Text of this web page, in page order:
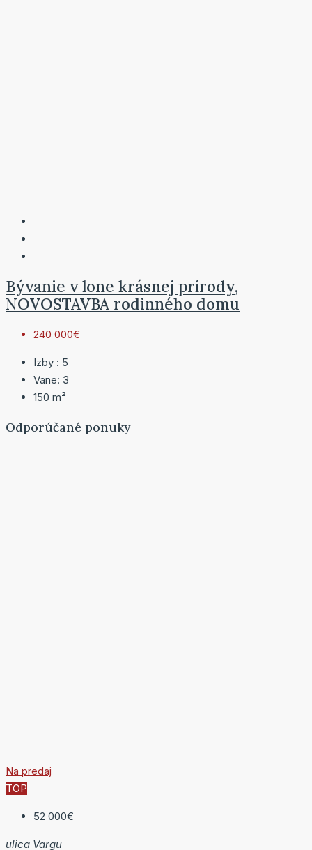
Bývanie v lone krásnej prírody,
NOVOSTAVBA rodinného domu
240 000€
Izby : 5
Vane: 3
150 m²
Odporúčané ponuky
Na predaj
TOP
52 000€
ulica Vargu